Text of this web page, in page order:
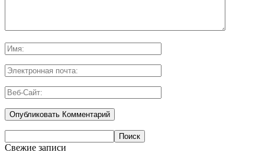
Свежие записи